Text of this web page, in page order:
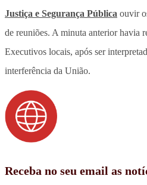
Justiça e Segurança Pública ouvir
de reuniões. A minuta anterior havia
Executivos locais, após ser
interferência da União.
Receba no seu email as